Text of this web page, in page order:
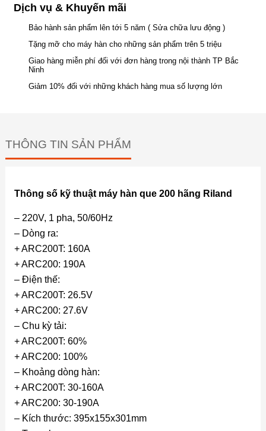
Dịch vụ & Khuyến mãi
Bảo hành sản phẩm lên tới 5 năm ( Sửa chữa lưu động )
Tặng mỡ cho máy hàn cho những sản phẩm trên 5 triệu
Giao hàng miễn phí đối với đơn hàng trong nội thành TP Bắc
Ninh
Giảm 10% đối với những khách hàng mua số lượng lớn
THÔNG TIN SẢN PHẨM
Thông số kỹ thuật máy hàn que 200 hãng Riland
– 220V, 1 pha, 50/60Hz
– Dòng ra:
+ ARC200T: 160A
+ ARC200: 190A
– Điện thế:
+ ARC200T: 26.5V
+ ARC200: 27.6V
– Chu kỳ tải:
+ ARC200T: 60%
+ ARC200: 100%
– Khoảng dòng hàn:
+ ARC200T: 30-160A
+ ARC200: 30-190A
– Kích thước: 395x155x301mm